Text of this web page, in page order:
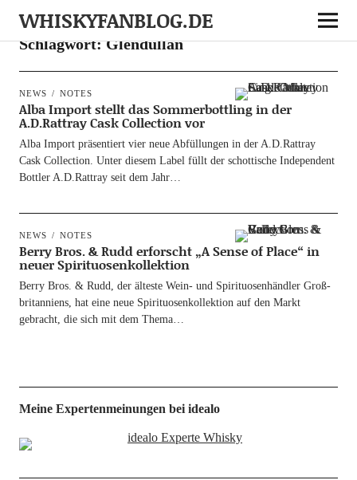
WHISKYFANBLOG.DE
Schlagwort:Glendullan
NEWS NOTES
Alba Import stellt das Sommerbottling in der
A.D.Rattray Cask Collection vor
Alba Import prä­sen­tiert vier neue Abfül­lun­gen in der A.D.Rattray
Cask Coll­ec­tion. Unter die­sem Label füllt der schot­ti­sche Inde­pen­dent
Bot­t­ler A.D.Rattray seit dem Jahr…
NEWS NOTES
Berry Bros. & Rudd erforscht „A Sense of Place“ in
neuer Spirituosenkollektion
Ber­ry Bros. & Rudd, der ältes­te Wein- und Spi­ri­tuo­sen­händ­ler Groß­
bri­tan­ni­ens, hat eine neue Spi­ri­tuo­sen­kol­lek­ti­on auf den Markt
gebracht, die sich mit dem Thema…
Meine Expertenmeinungen bei idealo